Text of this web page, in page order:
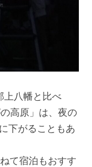
上八幡と比べ
高原」は、夜の
下がることもあ
て宿泊もおすす